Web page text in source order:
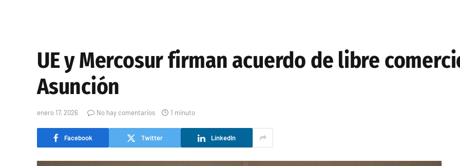
UE y Mercosur firman acuerdo de libre
Asunción
enero 17, 2026 No hay comentarios 1 minuto
Facebook Twitter LinkedIn